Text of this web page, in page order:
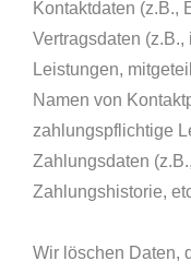
Kontaktdaten (z.B.,
Vertragsdaten
Leistungen,
Namen von
zahlungspflichtige
Zahlungsdaten
Zahlungshistorie,
Wir löschen Daten,